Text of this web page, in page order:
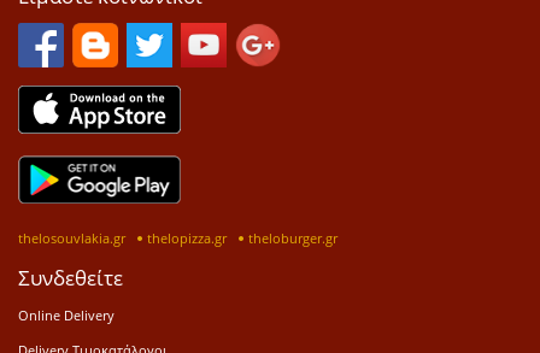
thelosouvlakia.gr thelopizza.gr theloburger.gr
Συνδεθείτε
Online Delivery